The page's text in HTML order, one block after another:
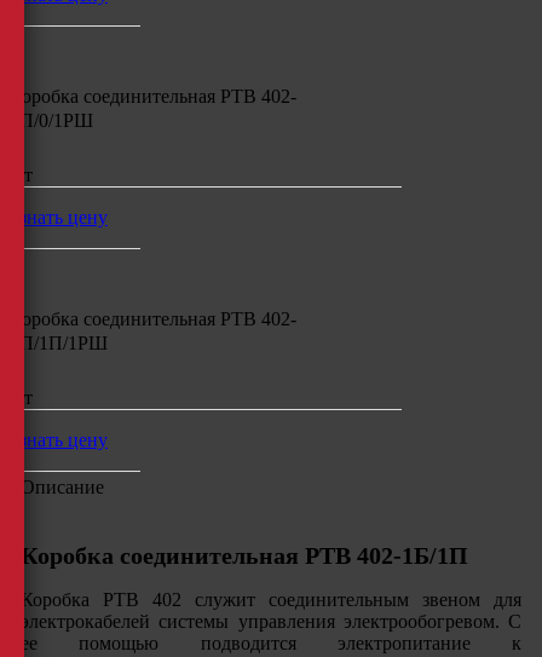
Коробка соединительная РТВ 402-
1П/0/1РШ
шт
узнать цену
Коробка соединительная РТВ 402-
1П/1П/1РШ
шт
узнать цену
Описание
Коробка соединительная РТВ 402-1Б/1П
Коробка РТВ 402 служит соединительным звеном для
электрокабелей системы управления электрообогревом. С
ее помощью подводится электропитание к